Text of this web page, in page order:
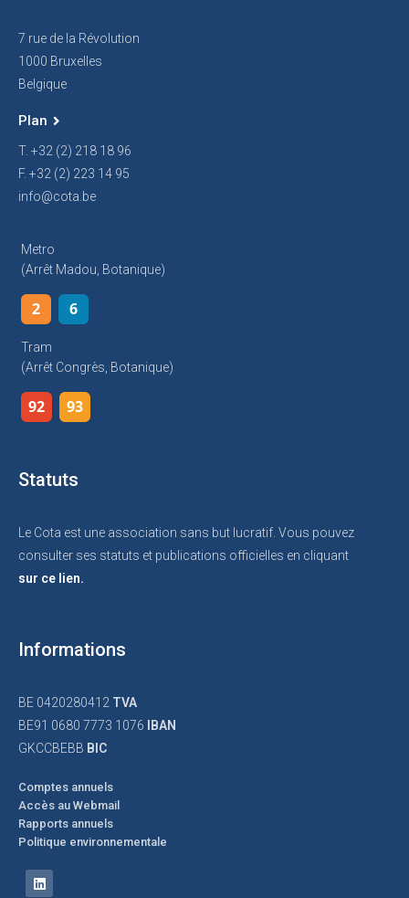
7 rue de la Révolution
1000 Bruxelles
Belgique
Plan
T. +32 (2) 218 18 96
F. +32 (2) 223 14 95
info@cota.be
Metro
(arrêt Madou, Botanique)
2 6
Tram
(arrêt Congrès, Botanique)
92 93
Statuts
Le Cota est une association sans but lucratif. Vous pouvez
consulter ses statuts et publications officielles en cliquant
sur ce lien.
Informations
BE 0420280412 TVA
BE91 0680 7773 1076
IBAN
GKCCBEBB BIC
Comptes annuels
Accès au Webmail
Rapports annuels
Politique environnementale